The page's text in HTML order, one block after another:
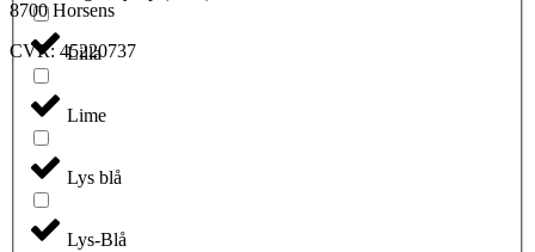
Lilla
Lime
Lys blå
Lys-Blå
8700 Horsens
CVR: 45220737